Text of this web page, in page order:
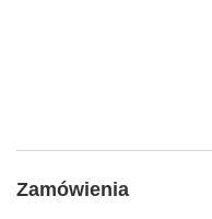
Zamówienia